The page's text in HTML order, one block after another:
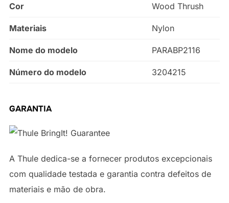
Cor Wood Thrush
Materiais Nylon
Nome do modelo PARABP2116
Número do modelo 3204215
GARANTIA
A Thule dedica-se a fornecer produtos excepcionais
com qualidade testada e garantia contra defeitos de
materiais e mão de obra.